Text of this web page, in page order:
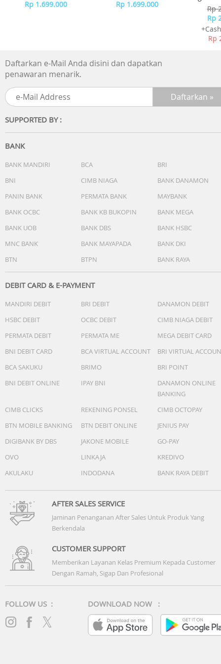
Rp 1.699.000
Rp 1.699.000
Rp
Rp
Rp
Daftarkan e-Mail Anda disini dan dapatkan
penawaran menarik.
SUPPORTED BY :
BANK
BANK MANDIRI BCA
BRI
BNI
CIMB NIAGA
BANK DANAMON
PANIN BANK
PERMATA BANK
MAYBANK
BANK OCBC
BANK KB BUKOPIN
BANK MEGA
BANK UOB
BANK DBS
BANK HSBC
MNC BANK
BANK MAYAPADA
BANK DKI
BTN
BTPN BANK RAYA
DEBIT CARD & E-PAYMENT
MANDIRI DEBIT BRI DEBIT
DANAMON DEBIT
HSBC DEBIT
OCBC DEBIT
CIMB NIAGA DEBIT
PERMATA DEBIT
PERMATA ME
MEGA DEBIT CARD
BNI DEBIT CARD
BCA VIRTUAL ACCOUNT
BRI VIRTUAL
BCA SAKUKU
BRIMO
BRI POINT
BNI DEBIT ONLINE
IPAY BNI
DANAMON ONLINE
BANKING
CIMB CLICKS
REKENING PONSEL
CIMB OCTOPAY
BTN MOBILE BANKING
BTN DEBIT ONLINE
JENIUS PAY
DIGIBANK BY DBS
JAKONE MOBILE
GO-PAY
OVO
LINKAJA
KREDIVO
AKULAKU
INDODANA BANK RAYA DEBIT
AFTER SALES SERVICE
Jaminan Penanganan After Sales Untuk Produk Yang
Berkendala
CUSTOMER SUPPORT
Memberikan Layanan Kelas Premium Kepada Customer
Dengan Ramah, Sigap Dan Profesional
FOLLOW US : DOWNLOAD NOW :